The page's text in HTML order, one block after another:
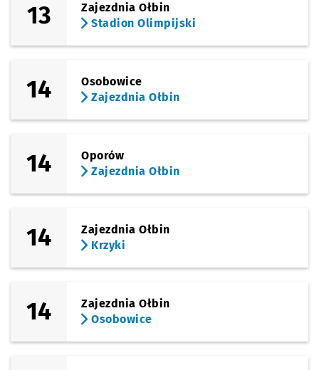
13
Zajezdnia Ołbin
Stadion Olimpijski
14
Osobowice
Zajezdnia Ołbin
14
Oporów
Zajezdnia Ołbin
14
Zajezdnia Ołbin
Krzyki
14
Zajezdnia Ołbin
Osobowice